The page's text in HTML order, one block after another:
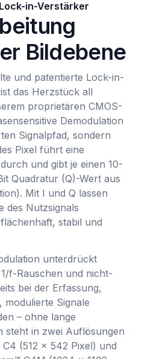
in-Verstärker
Bildebene
und patentierte Lock-in-
das Herzstück all
proprietären CMOS-
Demodulation
Signalpfad, sondern
Pixel führt eine
und gibt je einen 10-
Quadratur (Q)-Wert aus
Mit I und Q lassen
des Nutzsignals
stabil und
unterdrückt
f-Rauschen und nicht-
bei der Erfassung,
modulierte Signale
– ohne lange
steht in zwei Auflösungen
(512 × 542 Pixel) und